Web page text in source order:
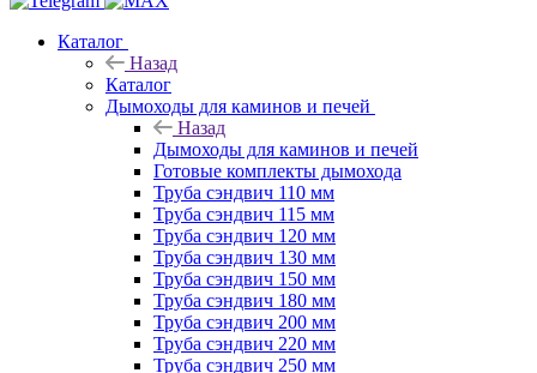
Каталог
Назад
Каталог
Дымоходы для каминов и печей
Назад
Дымоходы для каминов и печей
Готовые комплекты дымохода
Труба сэндвич 110 мм
Труба сэндвич 115 мм
Труба сэндвич 120 мм
Труба сэндвич 130 мм
Труба сэндвич 150 мм
Труба сэндвич 180 мм
Труба сэндвич 200 мм
Труба сэндвич 220 мм
Труба сэндвич 250 мм